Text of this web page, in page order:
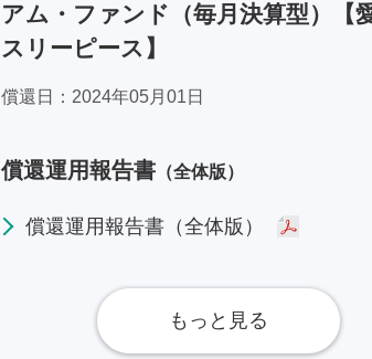
アム・ファンド（毎月決算型）【
スリーピース】
償還日 2024年05月01日
償還運用報告書 （全体版）
償還運用報告書（全体版）
もっと見る